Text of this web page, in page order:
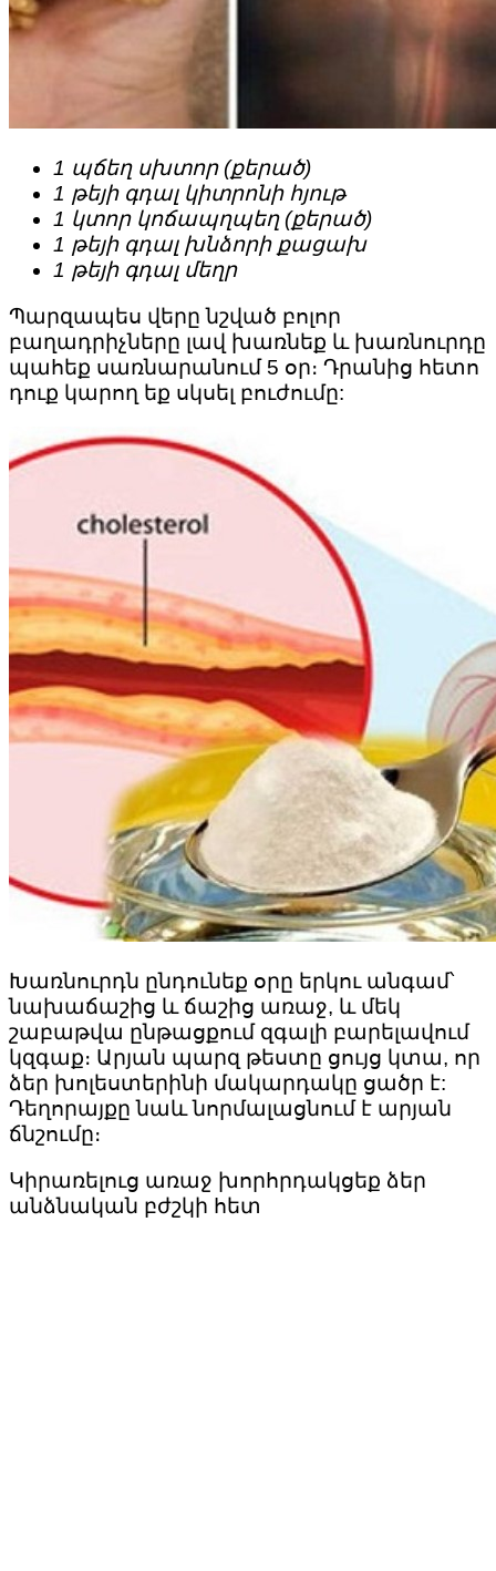
1 պճեղ սխտոր (քերած)
1 թեյի գդալ կիտրոնի հյութ
1 կտոր կոճապղպեղ (քերած)
1 թեյի գդալ խնձորի քացախ
1 թեյի գդալ մեղր
Պարզապես վերը նշված բոլոր
բաղադրիչները լավ խառնեք և խառնուրդը
պահեք սառնարանում 5 օր։ Դրանից հետո
դուք կարող եք սկսել բուժումը:
Խառնուրդն ընդունեք օրը երկու անգամ՝
նախաճաշից և ճաշից առաջ, և մեկ
շաբաթվա ընթացքում զգալի բարելավում
կզգաք։ Արյան պարզ թեստը ցույց կտա, որ
ձեր խոլեստերինի մակարդակը ցածր է:
Դեղորայքը նաև նորմալացնում է արյան
ճնշումը։
Կիրառելուց առաջ խորհրդակցեք ձեր
անձնական բժշկի հետ